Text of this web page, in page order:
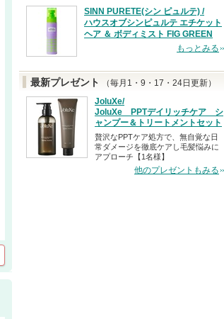
SINN PURETE(シン ピュルテ) /
ハウスオブシンピュルテ エチケット
ヘア ＆ ボディミスト FIG GREEN
もっとみる
最新プレゼント
（毎月1・9・17・24日更新）
JoluXe/
JoluXe PPTデイリッチケア シ
ャンプー＆トリートメントセット
贅沢なPPTケア処方で、無自覚な日
常ダメージを徹底ケアし毛髪悩みに
アプローチ【1名様】
他のプレゼントもみる